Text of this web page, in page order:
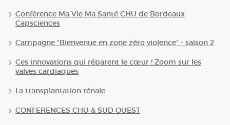
Conférence Ma Vie Ma Santé CHU de Bordeaux
Capsciences
Campagne "Bienvenue en zone zéro violence" - saison 2
Ces innovations qui réparent le cœur ! Zoom sur les
valves cardiaques
La transplantation rénale
CONFERENCES CHU & SUD OUEST